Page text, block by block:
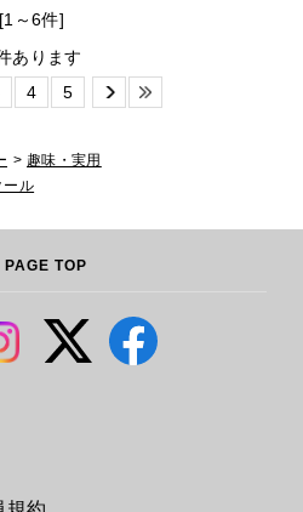
[1～6件]
あります
4 5
> 趣味・実用
ール
PAGE TOP